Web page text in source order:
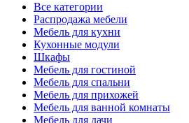
Все категории
Распродажа мебели
Мебель для кухни
Кухонные модули
Шкафы
Мебель для гостиной
Мебель для спальни
Мебель для прихожей
Мебель для ванной комнаты
Мебель для дачи